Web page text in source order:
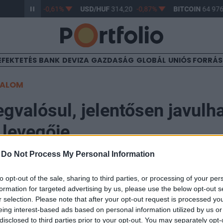
Do Not Process My Personal Information
opt-out of the sale, sharing to third parties, or processing of your
for targeted advertising by us, please use the below opt-out
selection. Please note that after your opt-out request is processed
interest-based ads based on personal information utilized by us
to third parties prior to your opt-out. You may separately
363,17 -0,61% USD/HUF314,20 -0,87% BITCOIN64
BANK DEVIZA GAZDASÁG GLOBÁL UNIÓS
jelentősen
mintegy 30 százalékát a távfűtés adja, melyből
projekteknél is jelen van a FŐTÁV. A cég